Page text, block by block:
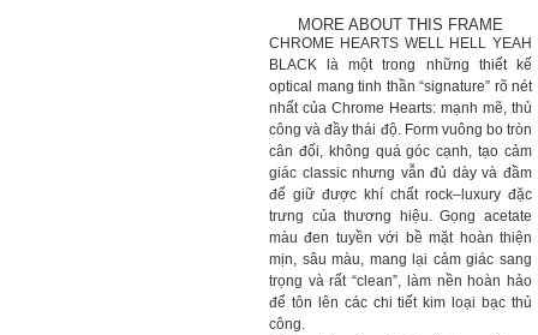
MORE ABOUT THIS FRAME
CHROME HEARTS WELL HELL YEAH
BLACK là một trong những thiết kế
optical mang tinh thần “signature” rõ nét
nhất của Chrome Hearts: mạnh mẽ, thủ
công và đầy thái độ. Form vuông bo tròn
cân đối, không quá góc cạnh, tạo cảm
giác classic nhưng vẫn đủ dày và đầm
để giữ được khí chất rock–luxury đặc
trưng của thương hiệu. Gọng acetate
màu đen tuyền với bề mặt hoàn thiện
mịn, sâu màu, mang lại cảm giác sang
trọng và rất “clean”, làm nền hoàn hảo
để tôn lên các chi tiết kim loại bạc thủ
công.